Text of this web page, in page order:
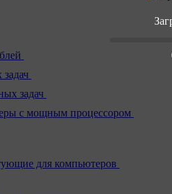
задач
с мощным процессором
для компьютеров